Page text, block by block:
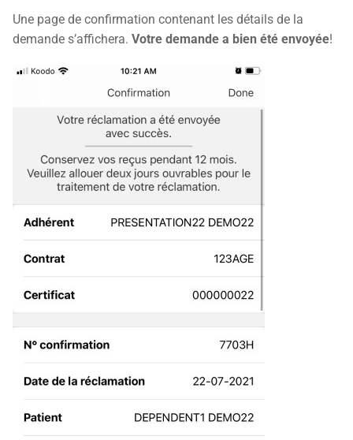
Une page de confirmation contenant les détails de la
demande s’affichera. Votre demande a bien été envoyée!